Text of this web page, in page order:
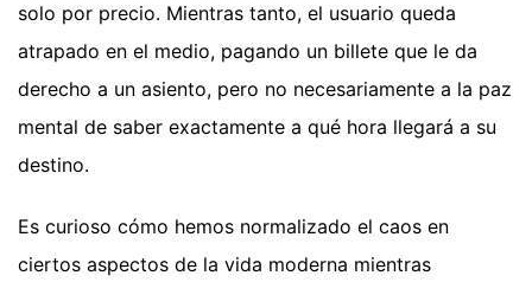
solo por precio. Mientras tanto, el usuario queda
atrapado en el medio, pagando un billete que le da
derecho a un asiento, pero no necesariamente a la paz
mental de saber exactamente a qué hora llegará a su
destino.
Es curioso cómo hemos normalizado el caos en
ciertos aspectos de la vida moderna mientras